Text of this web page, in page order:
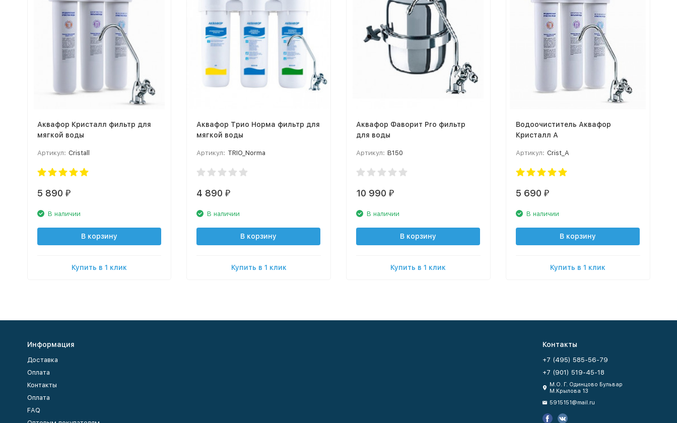
Аквафор Кристалл фильтр для
мягкой воды
Артикул: Cristall
5 890 ₽
В наличии
В корзину
Купить в 1 клик
Аквафор Трио Норма фильтр для
мягкой воды
Артикул: TRIO_Norma
4 890 ₽
В наличии
В корзину
Купить в 1 клик
Аквафор Фаворит Pro фильтр
для воды
Артикул: В150
10 990 ₽
В наличии
В корзину
Купить в 1 клик
Водоочиститель Аквафор
Кристалл А
Артикул: Crist_A
5 690 ₽
В наличии
В корзину
Купить в 1 клик
Информация
Доставка
Оплата
Контакты
Оплата
FAQ
Контакты
+7 (495) 585-56-79
+7 (901) 519-45-18
М.О. Г. Одинцово Бульвар
М.Крылова 13
5915151@mail.ru